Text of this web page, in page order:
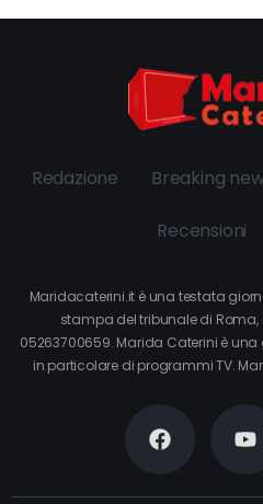
Redazione Breaking
Recensioni
Maridacaterini.it è una testata
stampa del tribunale di Roma,
05263700659. Marida Caterini è
in particolare di programmi TV.